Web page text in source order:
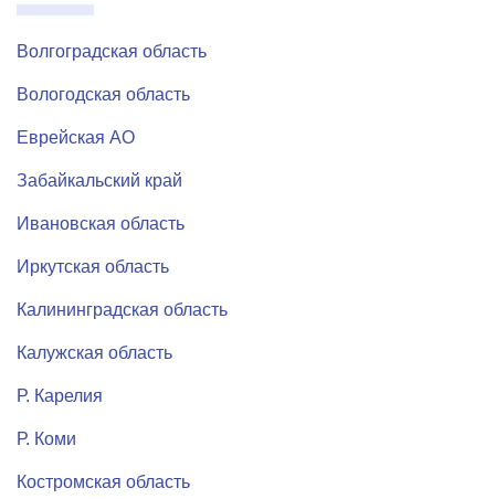
Волгоградская область
Вологодская область
Еврейская АО
Забайкальский край
Ивановская область
Иркутская область
Калининградская область
Калужская область
Р. Карелия
Р. Коми
Костромская область